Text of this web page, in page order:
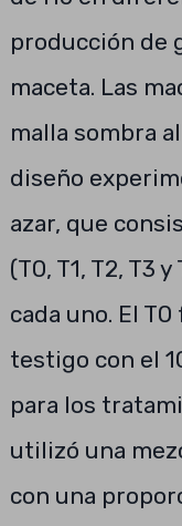
producción de
maceta. Las
malla sombra
diseño
azar, que
(T0, T1, T2, T3
cada uno. El
testigo con el
para los
utilizó una
con una